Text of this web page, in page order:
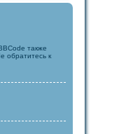
также
обратитесь к